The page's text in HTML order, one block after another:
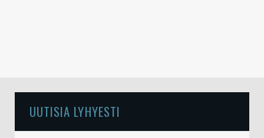
UUTISIA LYHYESTI